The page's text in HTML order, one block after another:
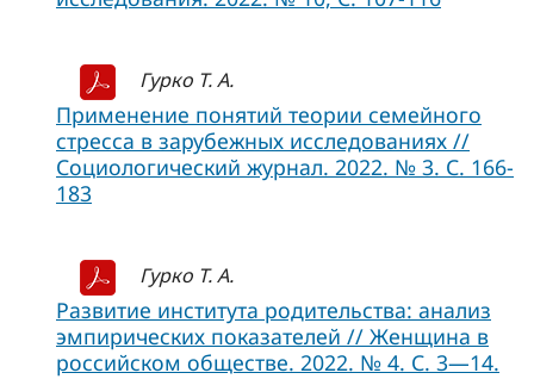
Гурко Т. А.
Применение понятий теории семейного
стресса в зарубежных исследованиях //
Социологический журнал. 2022. № 3. С. 166-
183
Гурко Т. А.
Развитие института родительства: анализ
эмпирических показателей // Женщина в
российском обществе. 2022. № 4. С. 3—14.